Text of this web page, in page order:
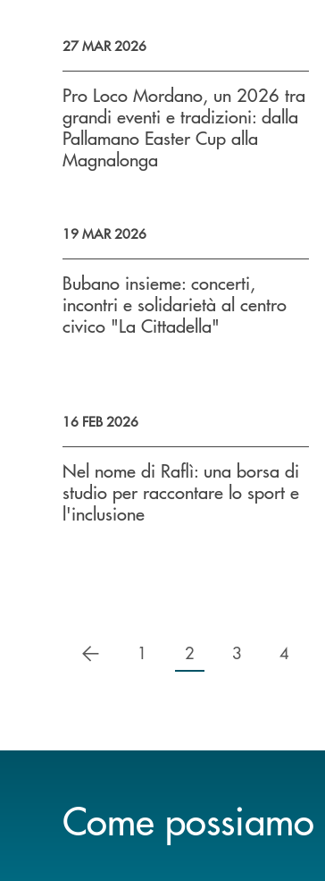
27 MAR 2026
Pro Loco Mordano, un 2026 tra
grandi eventi e tradizioni: dalla
Pallamano Easter Cup alla
Magnalonga
19 MAR 2026
Bubano insieme: concerti,
incontri e solidarietà al centro
civico "La Cittadella"
16 FEB 2026
Nel nome di Raflì: una borsa di
studio per raccontare lo sport e
l'inclusione
precedente
1 2 3 4
Come possiamo